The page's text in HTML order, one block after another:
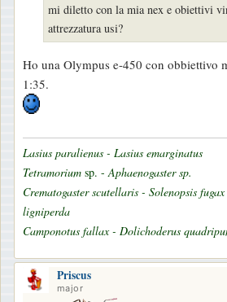
mi diletto con la mia nex e obiettivi
attrezzatura usi?
Ho una Olympus e-450 con obbiettivo
1:35.
Lasius paralienus - Lasius emarginatus
Tetramorium sp. - Aphaenogaster sp.
Crematogaster scutellaris - Solenopsis
ligniperda
Camponotus fallax - Dolichoderus
Priscus
major